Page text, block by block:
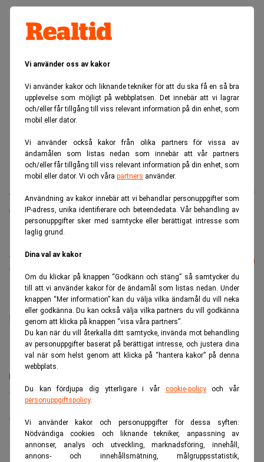
Vi använder oss av kakor
Vi använder kakor och liknande tekniker för att du ska få en så bra
upplevelse som möjligt på webbplatsen. Det innebär att vi lagrar
och/eller får tillgång till viss relevant information på din enhet, som
mobil eller dator.
Vi använder också kakor från olika partners för vissa av
ändamålen som listas nedan som innebär att vår partners
och/eller får tillgång till viss relevant information på din enhet, som
mobil eller dator. Vi och våra partners använder.
Användning av kakor innebär att vi behandlar personuppgifter som
IP-adress, unika identifierare och beteendedata. Vår behandling av
personuppgifter sker med samtycke eller berättigat intresse som
laglig grund.
Dina val av kakor
Om du klickar på knappen “Godkänn och stäng” så samtycker du
till att vi använder kakor för de ändamål som listas nedan. Under
knappen “Mer information” kan du välja vilka ändamål du vill neka
eller godkänna. Du kan också välja vilka partners du vill godkänna
genom att klicka på knappen “visa våra partners”.
Du kan när du vill återkalla ditt samtycke, invända mot behandling
av personuppgifter baserat på berättigat intresse, och justera dina
val när som helst genom att klicka på “hantera kakor” på denna
webbplats.
Du kan fördjupa dig ytterligare i vår cookie-policyoch vår
personuppgiftspolicy.
Vi använder kakor och personuppgifter för dessa syften:
Nödvändiga cookies och liknande tekniker, anpassning av
annonser, analys och utveckling, marknadsföring, innehåll,
annons- och innehållsmätning, målgruppsstatistik,
Det uppger Göteborgs-Posten på nätet.
Företaget bekräftar uppgifterna för TT.
– Den finansiella situationen är värre nu än vad den var för
en månad sedan, säger Stefan Karlsson, presstalesman för
Volvo Lastvagnar, till Göteborgs-Posten.
Läs mer från Realtid - vårt nyhetsbrev
är kostnadsfritt:
administrator
Senaste lediga jobben
Placering:Bromma, Stockholm
Sista ansökningsdag:21/08/2026